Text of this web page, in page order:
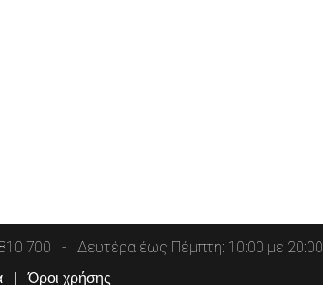
700 Δευτέρα έως Πέμπτη: 10:00 με 20:00
Όροι χρήσης